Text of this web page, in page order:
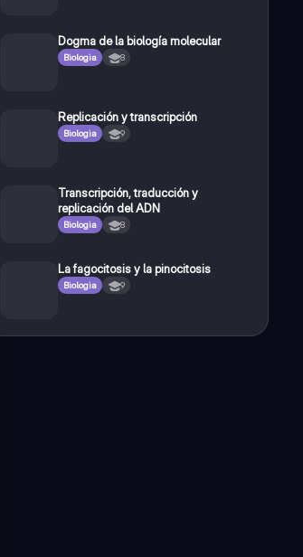
Dogma de la biología molecular
Biologia 8
Replicación y transcripción
Biologia 9
Transcripción, traducción y
replicación del ADN
Biologia 8
La fagocitosis y la pinocitosis
Biologia 9